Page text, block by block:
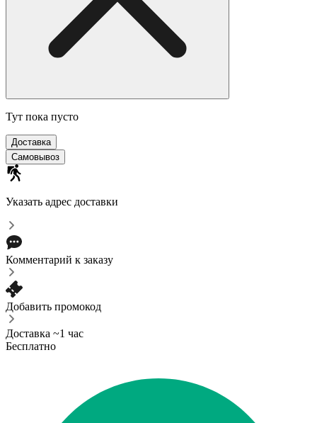
Тут пока пусто
Доставка
Самовывоз
Указать адрес доставки
Комментарий к заказу
Добавить промокод
Доставка ~1 час
Бесплатно